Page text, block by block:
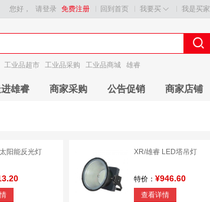
回到首页 我要买 我是买家
您好， 请登录 免费注册
工业品超市 工业品采购 工业品商城 雄睿
雄睿 商家采购 公告促销 商家店铺
阳能反光灯 XR/雄睿 LED塔吊灯
特价： ¥946.60
查看详情